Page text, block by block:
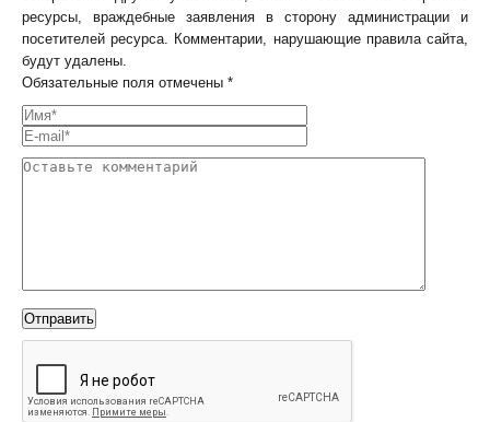
ресурсы, враждебные заявления в сторону администрации и
посетителей ресурса. Комментарии, нарушающие правила сайта,
будут удалены.
Обязательные поля отмечены *